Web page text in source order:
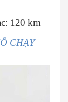
120 km
CHẠY